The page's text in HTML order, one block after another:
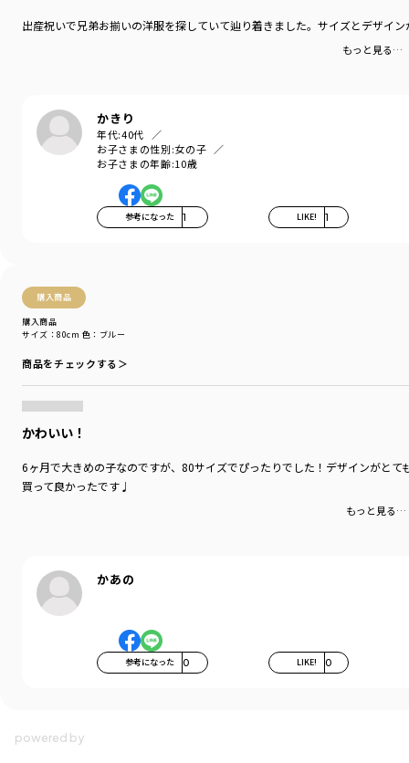
出産祝いで兄弟お揃いの洋服を探していて辿り着きました。サイズとデザイ
もっと見る…
かきり
年代:40代
お子さまの性別:女の子
お子さまの年齢:10歳
参考になった 1 LIKE! 1
購入商品
購入商品
サイズ：80cm 色：ブルー
商品をチェックする＞
かわいい！
6ヶ月で大きめの子なのですが、80サイズでぴったりでした！デザインがと
買って良かったです♩
もっと見る…
かあの
参考になった 0 LIKE! 0
-----
ブランド
シーズン
／アウトレット
カテゴリ
／ベビーウェア> カバーオール・ロンパース
／ブルー
02-4239-033